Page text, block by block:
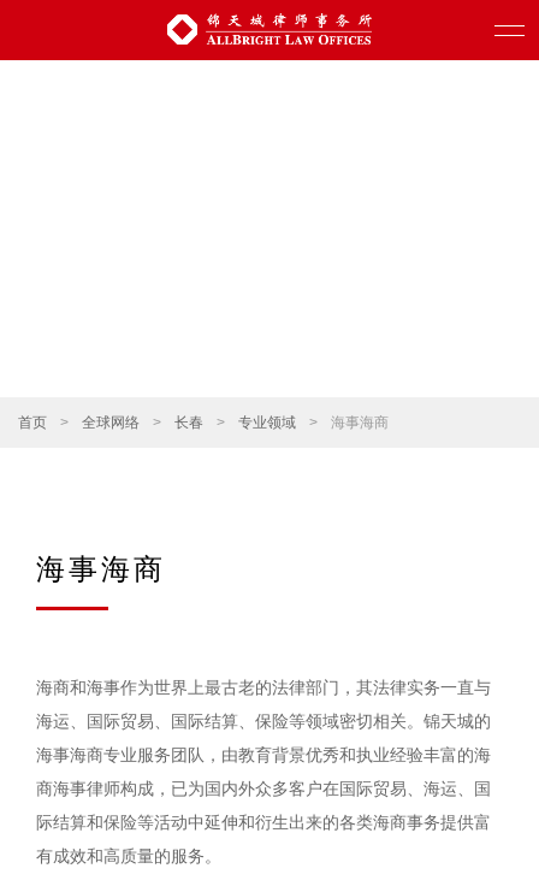
首页 > 全球网络 > 长春 > 专业领域 > 海事海商
海事海商
海商和海事作为世界上最古老的法律部门，其法律实务一直与
海运、国际贸易、国际结算、保险等领域密切相关。锦天城的
海事海商专业服务团队，由教育背景优秀和执业经验丰富的海
商海事律师构成，已为国内外众多客户在国际贸易、海运、国
际结算和保险等活动中延伸和衍生出来的各类海商事务提供富
有成效和高质量的服务。